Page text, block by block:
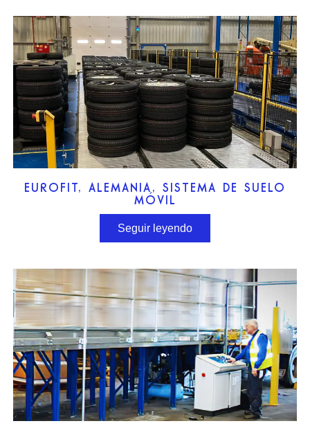
EUROFIT, ALEMANIA, SISTEMA DE SUELO
MÓVIL
Seguir leyendo